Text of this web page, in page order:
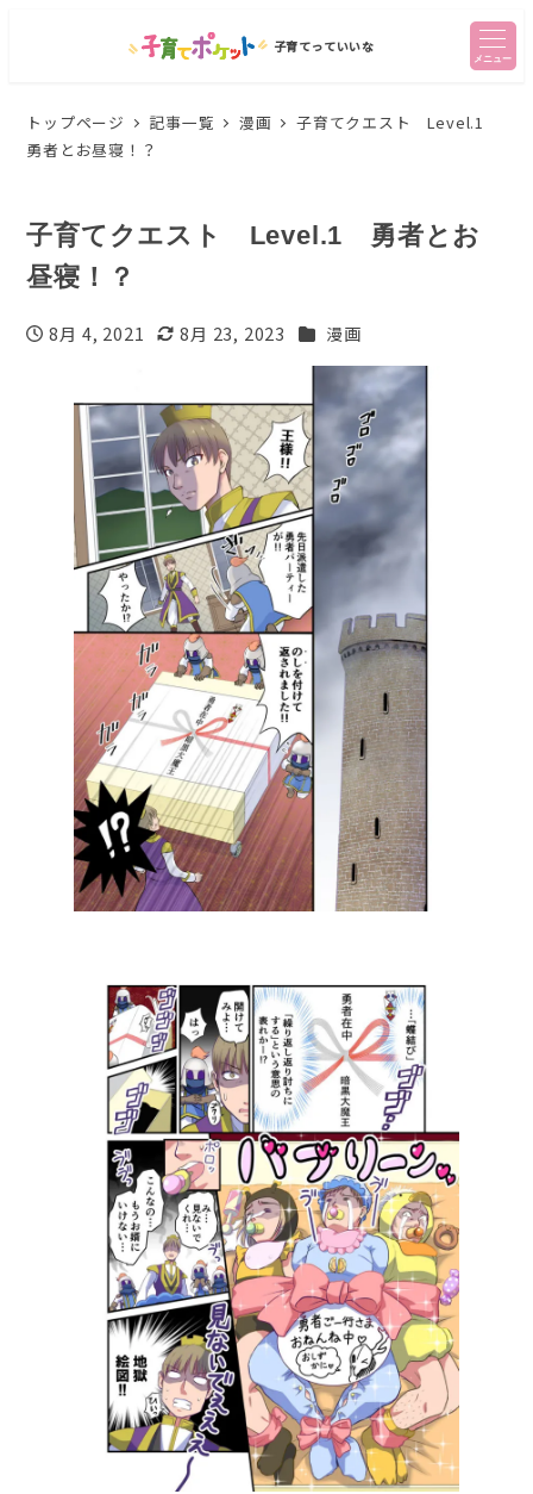
子育てっていいな
メニュー
トップページ 記事一覧 漫画
子育てクエスト Level.1
勇者とお昼寝！？
子育てクエスト Level.1 勇者とお
昼寝！？
投稿日
8月 4, 2021
更新日
8月 23, 2023 カテゴリー
漫画